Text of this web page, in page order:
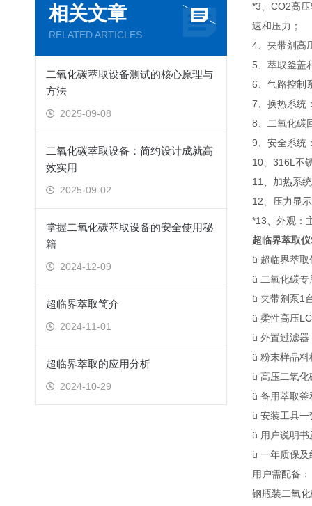
相关文章
RELATED ARTICLES
二氧化碳萃取设备测试的核心原理与
方法
2025-09-08
二氧化碳萃取设备：简约设计成就高
效实用
2025-09-02
掌握二氧化碳萃取设备的安全使用秘
籍
2024-12-09
超临界萃取简介
2024-11-01
超临界萃取的应用分析
2024-10-29
*3、CO2高
速和压力；
4、夹带剂高
5、萃取釜盖
6、气路控制
7、换热系统
8、二氧化碳
9、安全系统
10、316L不
11、加热系
12、压力显
*13、外观：
超临界萃取
ü 超临界萃
ü 二氧化碳
ü 夹带剂泵1
ü 柔性高压
ü 外置过滤
ü 粉末样品料
ü 高压二氧
ü 备用萃取
ü 安装工具一
ü 用户说明
ü 一年质保
用户需配备：
钢瓶装二氧